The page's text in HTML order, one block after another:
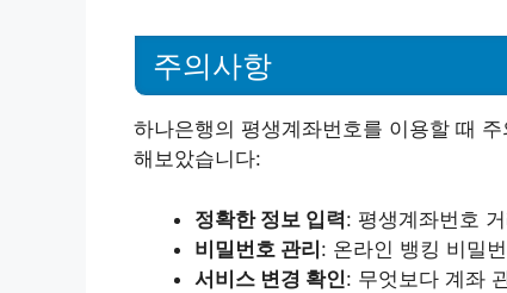
주의사항
하나은행의 평생계좌번호를 이용할 때
해보았습니다:
정확한 정보 입력: 평생계좌번호
비밀번호 관리: 온라인 뱅킹 비밀
서비스 변경 확인: 무엇보다 계좌